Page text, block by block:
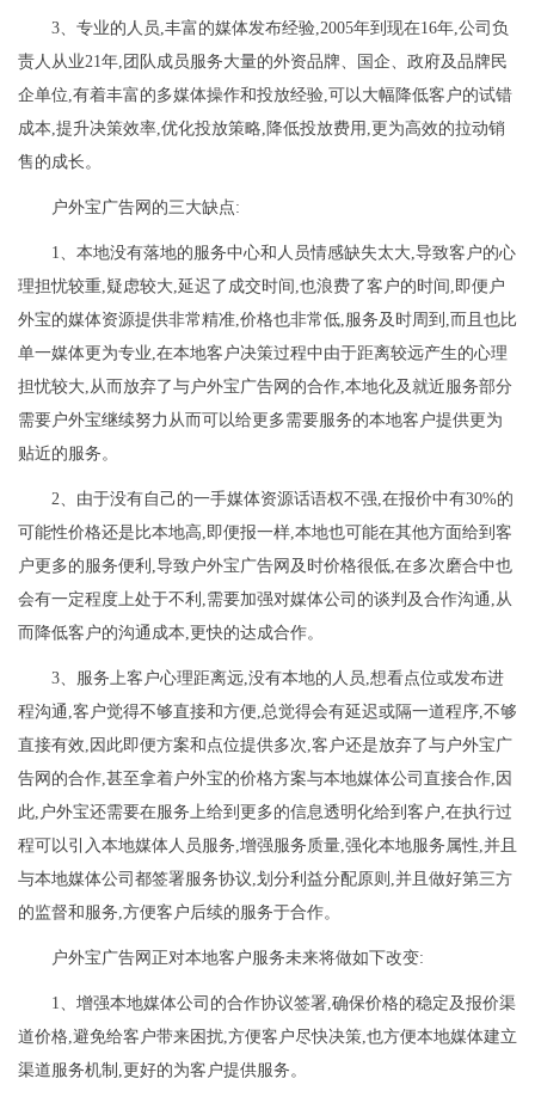
3、专业的人员,丰富的媒体发布经验,2005年到现在16年,公司负
责人从业21年,团队成员服务大量的外资品牌、国企、政府及品牌民
企单位,有着丰富的多媒体操作和投放经验,可以大幅降低客户的试错
成本,提升决策效率,优化投放策略,降低投放费用,更为高效的拉动销
售的成长。
户外宝广告网的三大缺点:
1、本地没有落地的服务中心和人员情感缺失太大,导致客户的心
理担忧较重,疑虑较大,延迟了成交时间,也浪费了客户的时间,即便户
外宝的媒体资源提供非常精准,价格也非常低,服务及时周到,而且也比
单一媒体更为专业,在本地客户决策过程中由于距离较远产生的心理
担忧较大,从而放弃了与户外宝广告网的合作,本地化及就近服务部分
需要户外宝继续努力从而可以给更多需要服务的本地客户提供更为
贴近的服务。
2、由于没有自己的一手媒体资源话语权不强,在报价中有30%的
可能性价格还是比本地高,即便报一样,本地也可能在其他方面给到客
户更多的服务便利,导致户外宝广告网及时价格很低,在多次磨合中也
会有一定程度上处于不利,需要加强对媒体公司的谈判及合作沟通,从
而降低客户的沟通成本,更快的达成合作。
3、服务上客户心理距离远,没有本地的人员,想看点位或发布进
程沟通,客户觉得不够直接和方便,总觉得会有延迟或隔一道程序,不够
直接有效,因此即便方案和点位提供多次,客户还是放弃了与户外宝广
告网的合作,甚至拿着户外宝的价格方案与本地媒体公司直接合作,因
此,户外宝还需要在服务上给到更多的信息透明化给到客户,在执行过
程可以引入本地媒体人员服务,增强服务质量,强化本地服务属性,并且
与本地媒体公司都签署服务协议,划分利益分配原则,并且做好第三方
的监督和服务,方便客户后续的服务于合作。
户外宝广告网正对本地客户服务未来将做如下改变:
1、增强本地媒体公司的合作协议签署,确保价格的稳定及报价渠
道价格,避免给客户带来困扰,方便客户尽快决策,也方便本地媒体建立
渠道服务机制,更好的为客户提供服务。